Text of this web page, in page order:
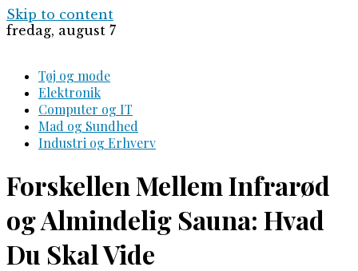
Skip to content
fredag, august 7
Tøj og mode
Elektronik
Computer og IT
Mad og Sundhed
Industri og Erhverv
Forskellen Mellem Infrarød
og Almindelig Sauna: Hvad
Du Skal Vide